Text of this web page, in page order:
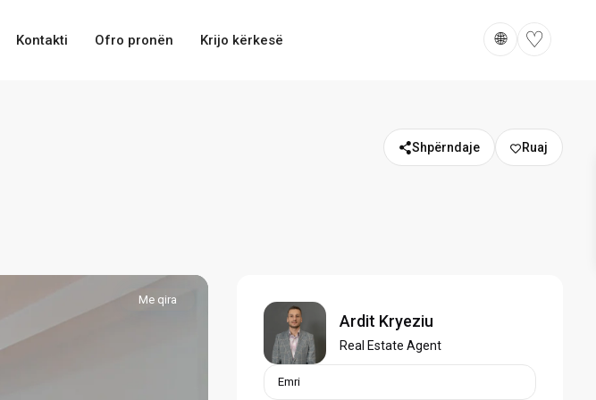
Kontakti Ofro pronën Krijo kërkesë 🌐 ♡
Shpërndaje
Me qira
Ardit Kryeziu
Real Estate Agent